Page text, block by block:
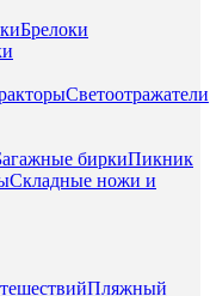
Брелоки
Светоотражатели
биркиПикник
Складные ножи и
Пляжный